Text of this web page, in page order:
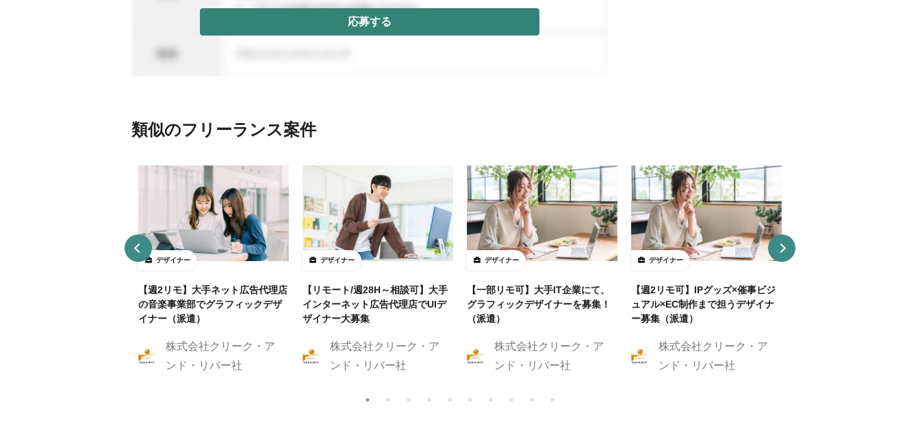
応募する
類似のフリーランス案件
デザイナー
【週2リモ】大手ネット広告代理店
の音楽事業部でグラフィックデザ
イナー（派遣）
株式会社クリーク・ア
ンド・リバー社
デザイナー
【リモート/週28H～相談可】大手
インターネット広告代理店でUIデ
ザイナー大募集
株式会社クリーク・ア
ンド・リバー社
デザイナー
【一部リモ可】大手IT企業にて、
グラフィックデザイナーを募集！
（派遣）
株式会社クリーク・ア
ンド・リバー社
デザイナー
【週2リモ可】IPグッズ×催事ビジ
ュアル×EC制作まで担うデザイナ
ー募集（派遣）
株式会社クリーク・ア
ンド・リバー社